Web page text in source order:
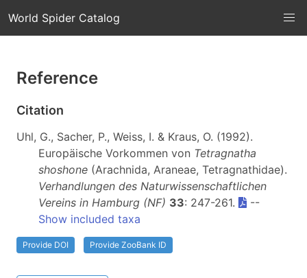
World Spider Catalog
Reference
Citation
Uhl, G., Sacher, P., Weiss, I. & Kraus, O. (1992).
Europäische Vorkommen von Tetragnatha
shoshone (Arachnida, Araneae, Tetragnathidae).
Verhandlungen des Naturwissenschaftlichen
Vereins in Hamburg (NF) 33: 247-261.
--
Show included taxa
Provide DOI Provide ZooBank ID